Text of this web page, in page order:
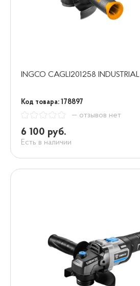
INGCO CAGLI201258 INDUSTRIAL
Код товара: 178897
— отзывов нет
6 100 руб.
Есть в наличии